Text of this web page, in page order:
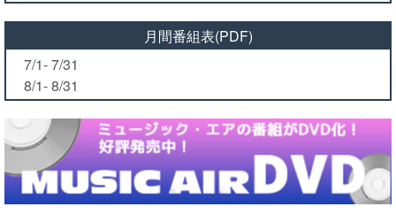
月間番組表(PDF)
7/1- 7/31
8/1- 8/31